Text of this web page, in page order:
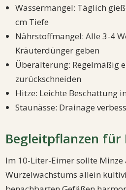
Wassermangel: Täglich
cm Tiefe
Nährstoffmangel: Alle 3-4
Kräuterdünger geben
Überalterung: Regelmäßig
zurückschneiden
Hitze: Leichte Beschattung
Staunässe: Drainage
Begleitpflanzen für
Im 10-Liter-Eimer sollte
Wurzelwachstums allein